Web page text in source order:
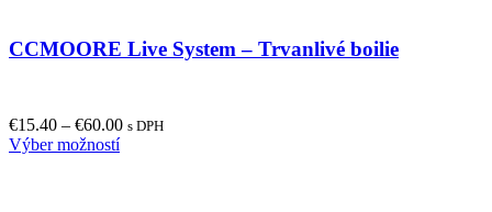
variants.
be
chosen
CCMOORE Live System – Trvanlivé boilie
€15.40 – €60.00 s DPH
Výber možnostíThis